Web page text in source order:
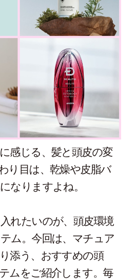
感じる、髪と頭皮の変
り目は、乾燥や皮脂バ
なりますよね。
れたいのが、頭皮環境
ム。今回は、マチュア
添う、おすすめの頭
ムをご紹介します。毎